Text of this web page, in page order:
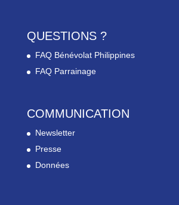
QUESTIONS ?
FAQ Bénévolat Philippines
FAQ Parrainage
COMMUNICATION
Newsletter
Presse
Données